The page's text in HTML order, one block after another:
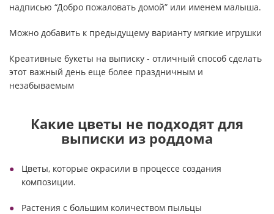
надписью “Добро пожаловать домой” или именем малыша.
Можно добавить к предыдущему варианту мягкие игрушки
Креативные букеты на выписку - отличный способ сделать
этот важный день еще более праздничным и
незабываемым
Какие цветы не подходят для
выписки из роддома
Цветы, которые окрасили в процессе создания
композиции.
Растения с большим количеством пыльцы